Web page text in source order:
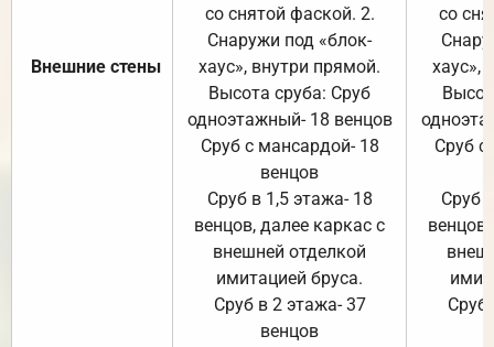
Внешние стены
со снятой фаской. 2.
Снаружи под «блок-
хаус», внутри прямой.
Высота сруба: Сруб
одноэтажный- 18 венцов
Сруб с мансардой- 18
венцов
Сруб в 1,5 этажа- 18
венцов, далее каркас с
внешней отделкой
имитацией бруса.
Сруб в 2 этажа- 37
венцов
со
хаус»,
Сруб с
Сруб
Сруб